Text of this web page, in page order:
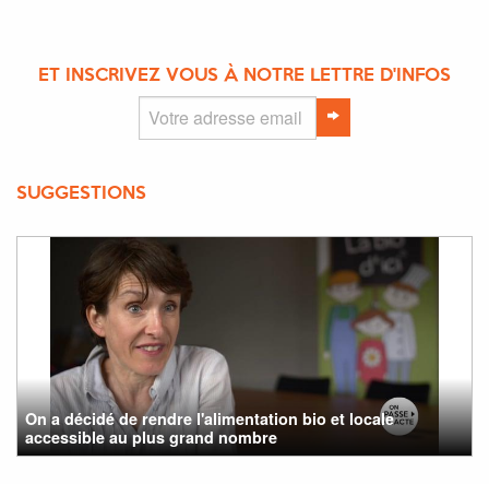
ET INSCRIVEZ VOUS À NOTRE LETTRE D'INFOS
SUGGESTIONS
On a décidé de rendre l'alimentation bio et locale
accessible au plus grand nombre